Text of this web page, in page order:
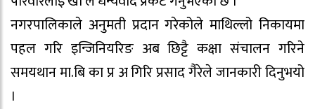
नगरपालिकाले अनुमती प्रदान गरेकोले माथिल्लो निकायमा
पहल गरि इन्जिनियरिङ अब छिट्टै कक्षा संचालन गरिने
समयथान मा.बि का प्र अ गिरि प्रसाद गैरेले जानकारी दिनुभयो
।